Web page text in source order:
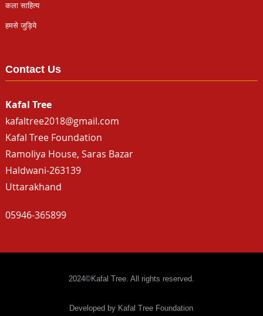
कला साहित्य
हमसे जुड़िये
Contact Us
Kafal Tree
kafaltree2018@gmail.com
Kafal Tree Foundation
Ramoliya House, Saras Bazar
Haldwani-263139
Uttarakhand
05946-365899
2024©Kafal Tree. All rights reserved.
Developed by Kafal Tree Foundation